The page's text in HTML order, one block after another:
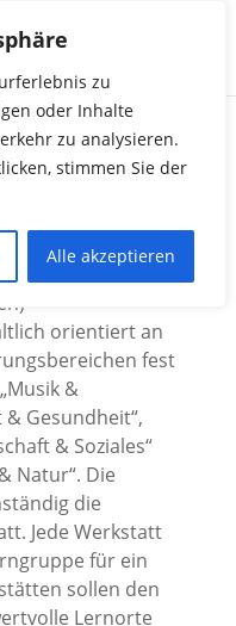
zu
oder Inhalte
zu analysieren.
stimmen Sie der
Alle akzeptieren
für
5 & 6
orientiert an
fest
&
& Gesundheit“,
& Soziales“
Natur“. Die
die
Jede Werkstatt
für ein
sollen den
Lernorte